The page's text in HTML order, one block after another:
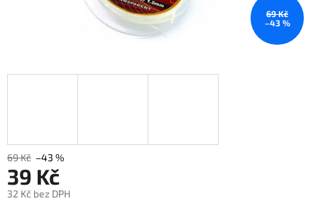
69 Kč
–43 %
69 Kč –43 %
39 Kč
32 Kč bez DPH